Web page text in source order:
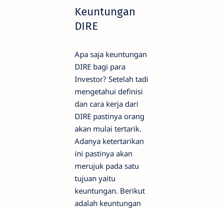
Keuntungan
DIRE
Apa saja keuntungan
DIRE bagi para
Investor? Setelah tadi
mengetahui definisi
dan cara kerja dari
DIRE pastinya orang
akan mulai tertarik.
Adanya ketertarikan
ini pastinya akan
merujuk pada satu
tujuan yaitu
keuntungan. Berikut
adalah keuntungan